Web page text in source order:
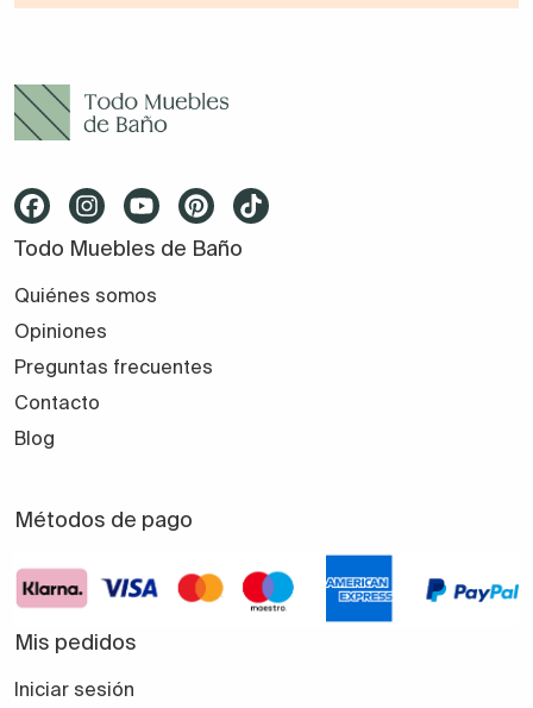
Todo Muebles de Baño
Quiénes somos
Opiniones
Preguntas frecuentes
Contacto
Blog
Métodos de pago
Mis pedidos
Iniciar sesión